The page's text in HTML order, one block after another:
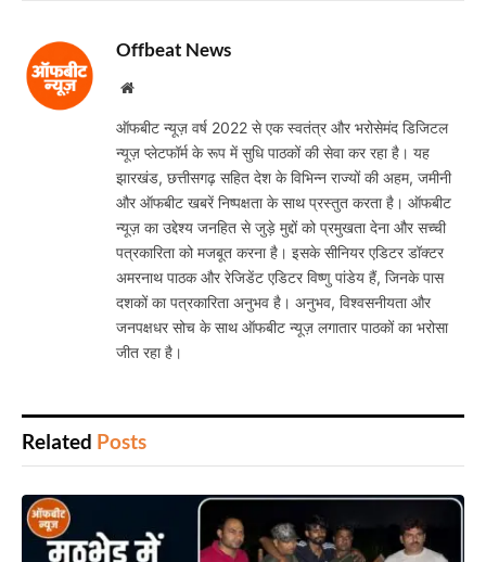
Offbeat News
Website
ऑफबीट न्यूज़ वर्ष 2022 से एक स्वतंत्र और भरोसेमंद डिजिटल
न्यूज़ प्लेटफॉर्म के रूप में सुधि पाठकों की सेवा कर रहा है। यह
झारखंड, छत्तीसगढ़ सहित देश के विभिन्न राज्यों की अहम, जमीनी
और ऑफबीट खबरें निष्पक्षता के साथ प्रस्तुत करता है। ऑफबीट
न्यूज़ का उद्देश्य जनहित से जुड़े मुद्दों को प्रमुखता देना और सच्ची
पत्रकारिता को मजबूत करना है। इसके सीनियर एडिटर डॉक्टर
अमरनाथ पाठक और रेजिडेंट एडिटर विष्णु पांडेय हैं, जिनके पास
दशकों का पत्रकारिता अनुभव है। अनुभव, विश्वसनीयता और
जनपक्षधर सोच के साथ ऑफबीट न्यूज़ लगातार पाठकों का भरोसा
जीत रहा है।
Related Posts